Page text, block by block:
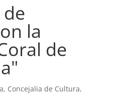
la
de
, Concejalia de Cultura,